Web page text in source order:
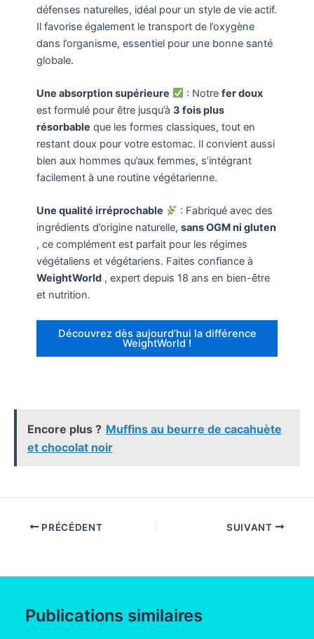
défenses naturelles, idéal pour un style de vie actif.
Il favorise également le transport de l’oxygène
dans l’organisme, essentiel pour une bonne santé
globale.
Une absorption supérieure : Notrefer doux
est formulé pour être jusqu’à 3 fois plus
résorbable que les formes classiques, tout en
restant doux pour votre estomac. Il convient aussi
bien aux hommes qu’aux femmes, s’intégrant
facilement à une routine végétarienne.
Une qualité irréprochable
: Fabriqué avec des
ingrédients d’origine naturelle, sans OGM ni gluten
, ce complément est parfait pour les régimes
végétaliens et végétariens. Faites confiance à
WeightWorld, expert depuis 18 ans en bien-être
et nutrition.
Découvrez dès aujourd’hui la différence
WeightWorld !
Encore plus ? Muffins au beurre de cacahuète
et chocolat noir
PRÉCÉDENT SUIVANT
Publications similaires